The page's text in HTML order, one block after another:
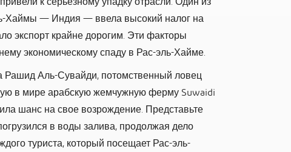
Хаймы — Индия — ввела высокий налог на
экспорт крайне дорогим. Эти факторы
экономическому спаду в Рас-эль-Хайме.
Рашид Аль-Сувайди, потомственный ловец
в мире арабскую жемчужную ферму Suwaidi
шанс на свое возрождение. Представьте
в воды залива, продолжая дело
туриста, который посещает Рас-эль-